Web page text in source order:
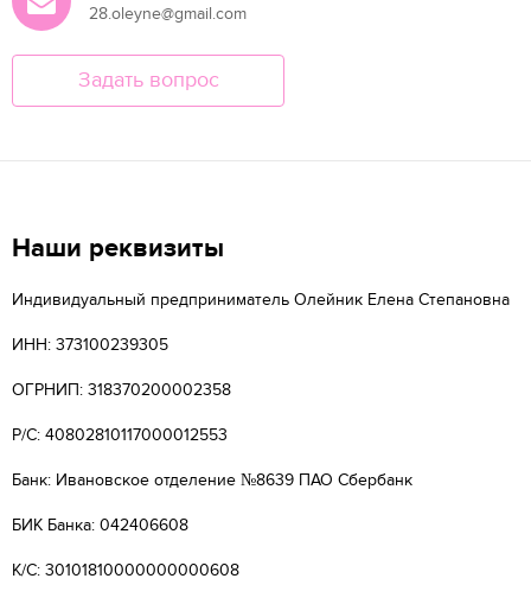
28.oleyne@gmail.com
Задать вопрос
Наши реквизиты
Индивидуальный предприниматель Олейник Елена Степановна
ИНН: 373100239305
ОГРНИП: 318370200002358
Р/С: 40802810117000012553
Банк: Ивановское отделение №8639 ПАО Сбербанк
БИК Банка: 042406608
К/С: 30101810000000000608